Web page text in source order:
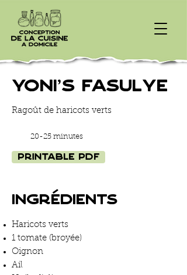
Yoni's Fasulye
Ragoût de haricots verts
20-25 minutes
Printable PDF
Ingrédients
Haricots verts
1 tomate (broyée)
Oignon
Ail